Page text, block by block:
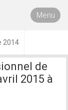
Menu
2014
de
2015 à